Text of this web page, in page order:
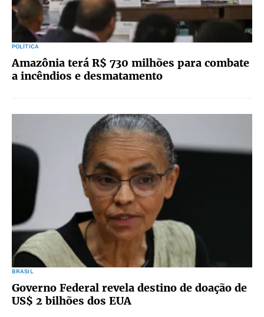
POLÍTICA
Amazônia terá R$ 730 milhões para combate
a incêndios e desmatamento
BRASIL
Governo Federal revela destino de doação de
US$ 2 bilhões dos EUA